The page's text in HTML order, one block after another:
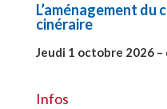
L’aménagement
cinéraire
Jeudi 1 octobre 2026 –
Infos